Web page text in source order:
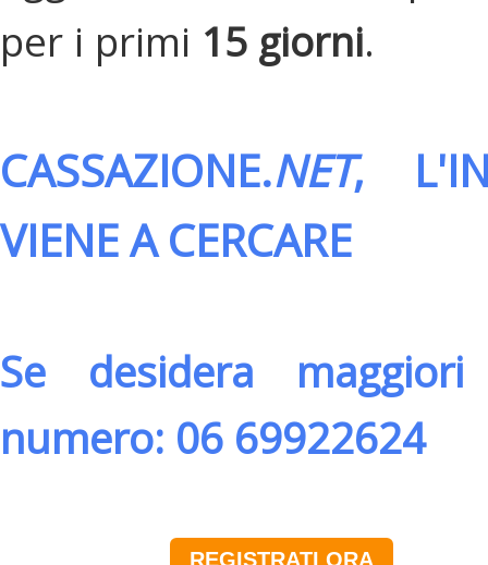
per i primi 15 giorni.
CASSAZIONE.NET,
VIENE A CERCARE
Se desidera
numero: 06 69922624
REGISTRATI ORA